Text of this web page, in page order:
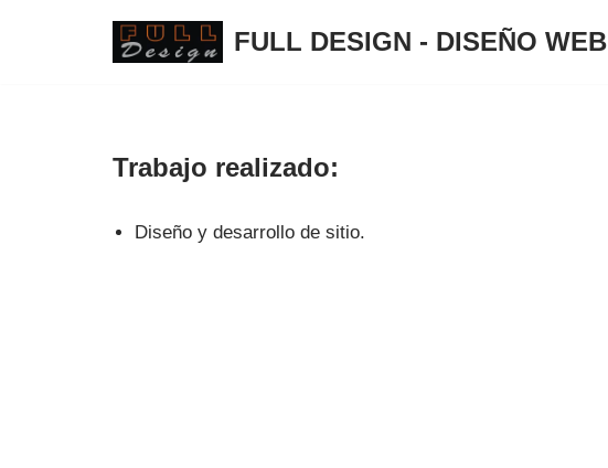
FULL DESIGN - DISEÑO WEB
Trabajo realizado:
Diseño y desarrollo de sitio.